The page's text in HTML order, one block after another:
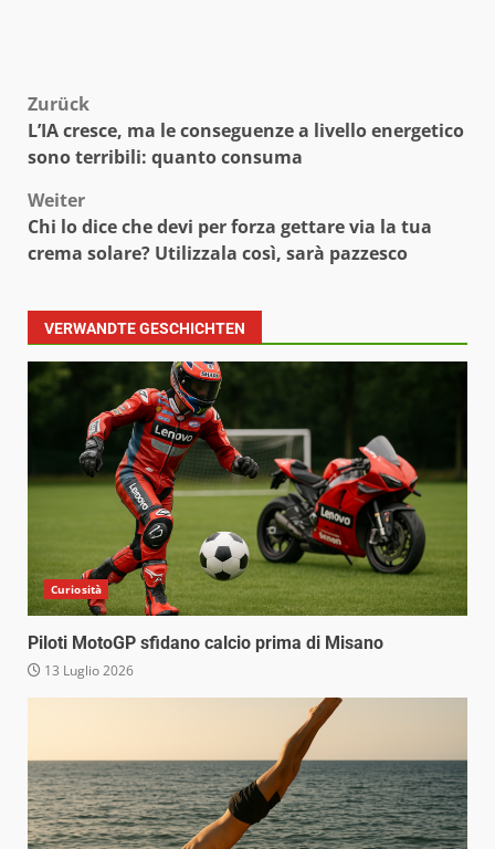
Beitragsnavigation
Zurück
L’IA cresce, ma le conseguenze a livello energetico
sono terribili: quanto consuma
Weiter
Chi lo dice che devi per forza gettare via la tua
crema solare? Utilizzala così, sarà pazzesco
VERWANDTE GESCHICHTEN
Curiosità
Piloti MotoGP sfidano calcio prima di Misano
13 Luglio 2026